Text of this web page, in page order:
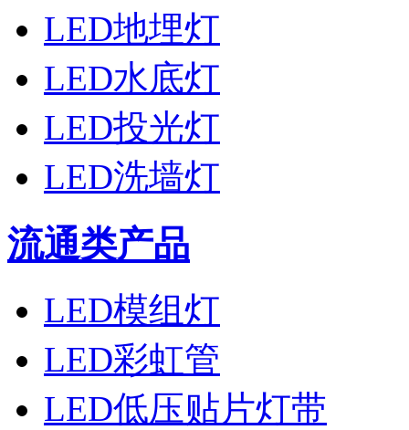
LED地埋灯
LED水底灯
LED投光灯
LED洗墙灯
流通类产品
LED模组灯
LED彩虹管
LED低压贴片灯带